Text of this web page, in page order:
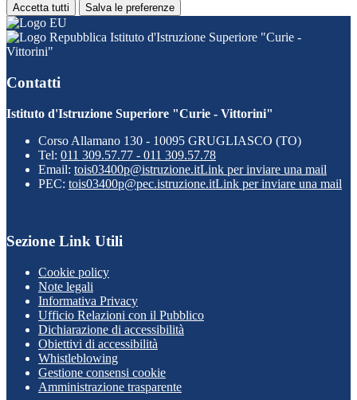
Accetta tutti Salva le preferenze
Istituto d'Istruzione Superiore "Curie -
Vittorini"
Contatti
Istituto d'Istruzione Superiore "Curie - Vittorini"
Corso Allamano 130 - 10095 GRUGLIASCO (TO)
Tel: 011 309.57.77 - 011 309.57.78
Email: tois03400p@istruzione.itLink per inviare una mail
PEC: tois03400p@pec.istruzione.itLink per inviare una mail
Sezione Link Utili
Cookie policy
Note legali
Informativa Privacy
Ufficio Relazioni con il Pubblico
Dichiarazione di accessibilità
Obiettivi di accessibilità
Whistleblowing
Gestione consensi cookie
Amministrazione trasparente